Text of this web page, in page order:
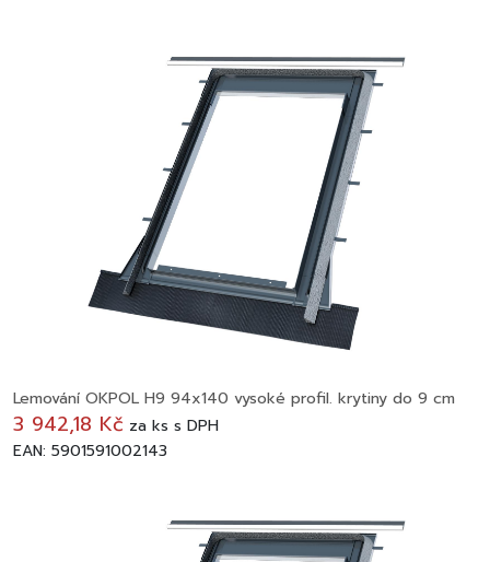
Lemování OKPOL H9 94x140 vysoké profil. krytiny do 9 cm
3 942,18 Kč za ks s DPH
EAN: 5901591002143